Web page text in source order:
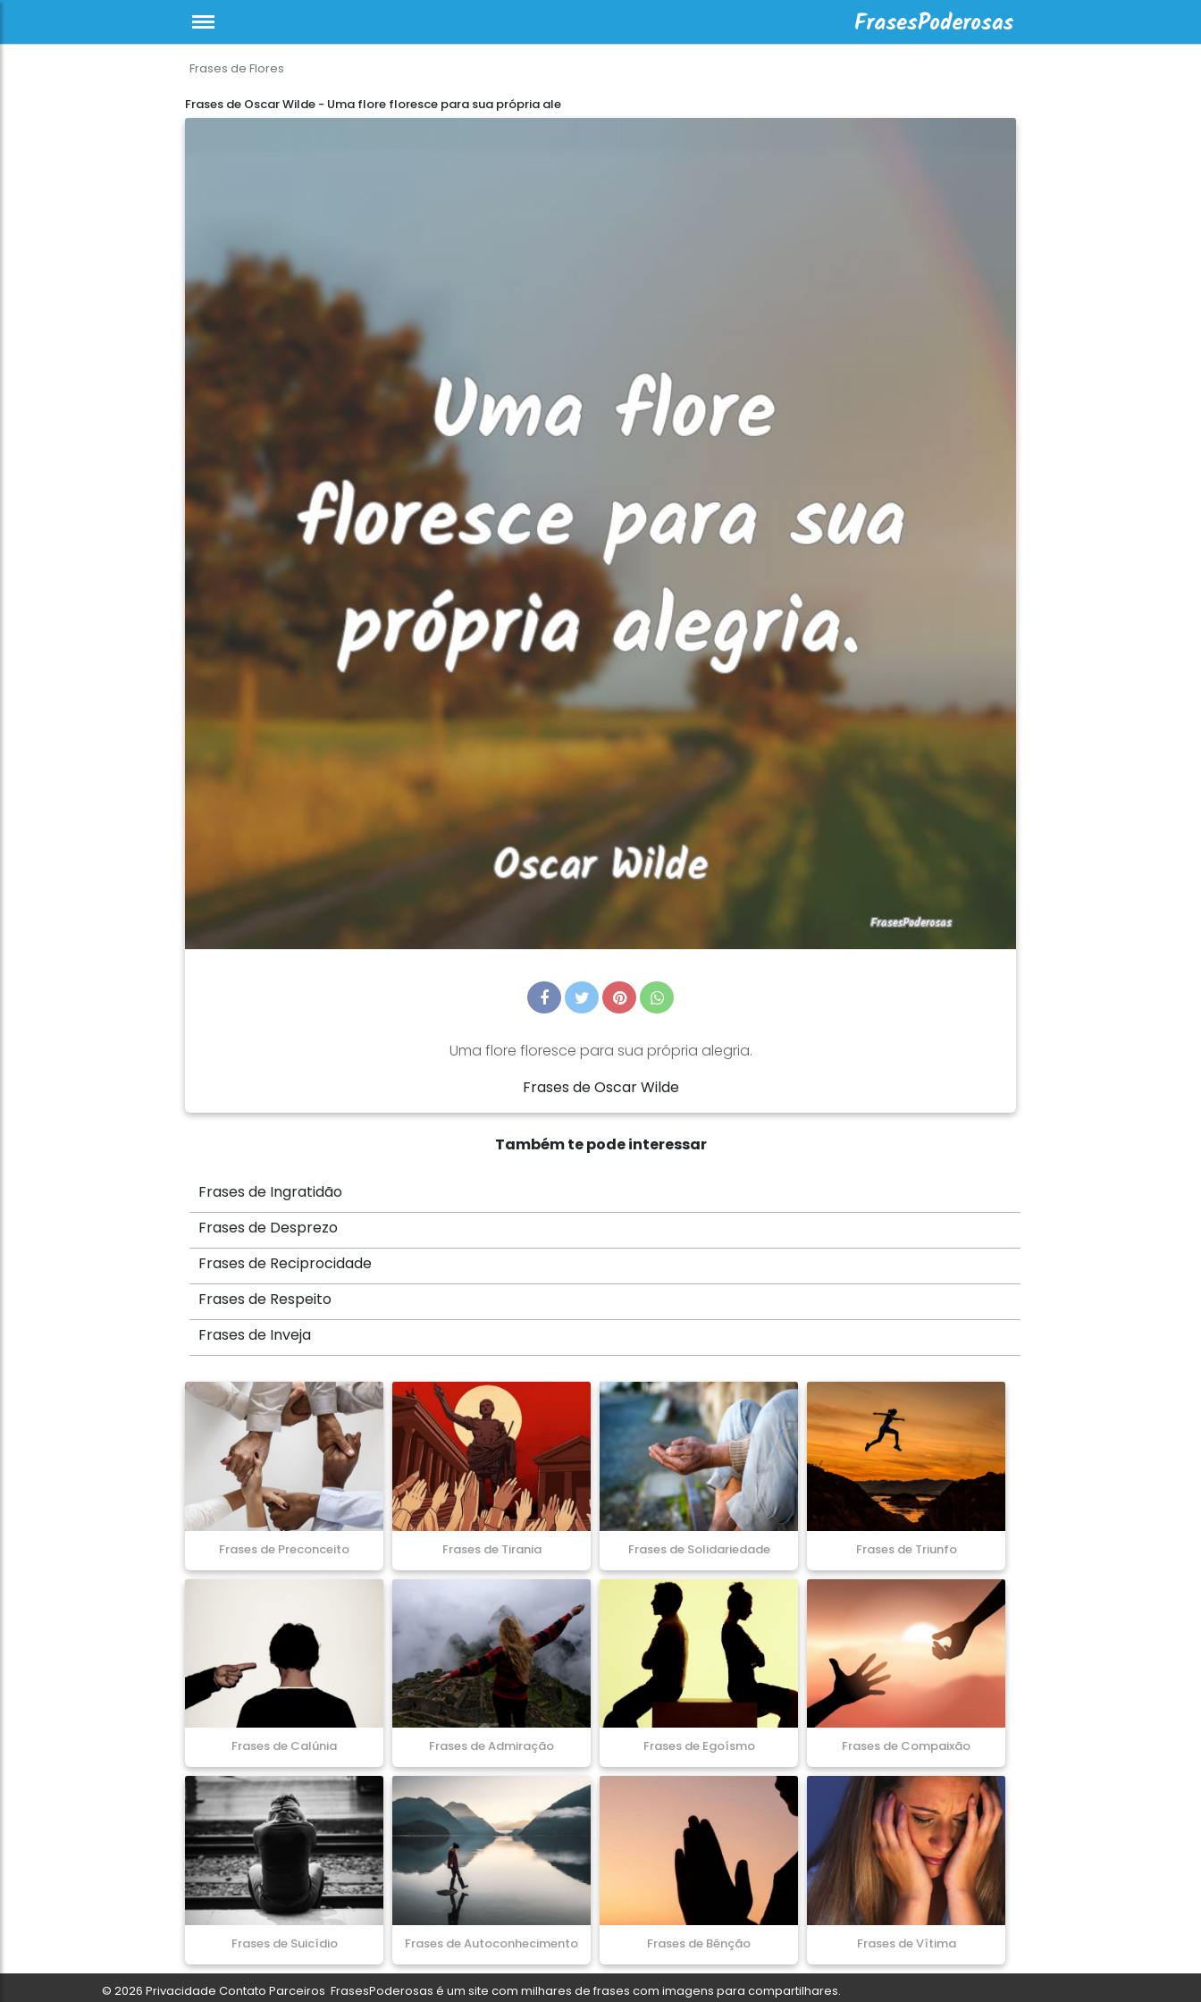
Frases de Flores
Frases de Oscar Wilde - Uma flore floresce para sua própria ale
Uma flore floresce para sua própria alegria.
Frases de Oscar Wilde
Também te pode interessar
Frases de Ingratidão
Frases de Desprezo
Frases de Reciprocidade
Frases de Respeito
Frases de Inveja
Frases de Preconceito Frases de Tirania Frases de Solidariedade Frases de Triunfo
Frases de Calúnia Frases de Admiração Frases de Egoísmo Frases de Compaixão
Frases de Suicídio Frases de Autoconhecimento Frases de Bênção Frases de Vítima
© 2026 Privacidade Contato Parceiros FrasesPoderosas é um site com milhares de frases com imagens para compartilhares.